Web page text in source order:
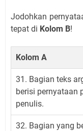
Jodohkan
tepat di Kolom B!
Kolom A
31. Bagian teks
berisi pernyataan
penulis.
32. Bagian yang